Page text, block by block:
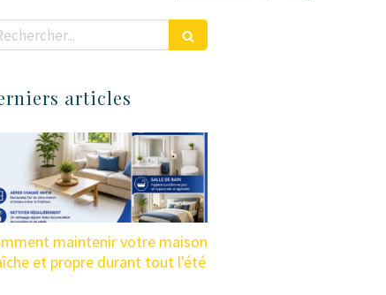
articles
maintenir votre maison
et propre durant tout l'été